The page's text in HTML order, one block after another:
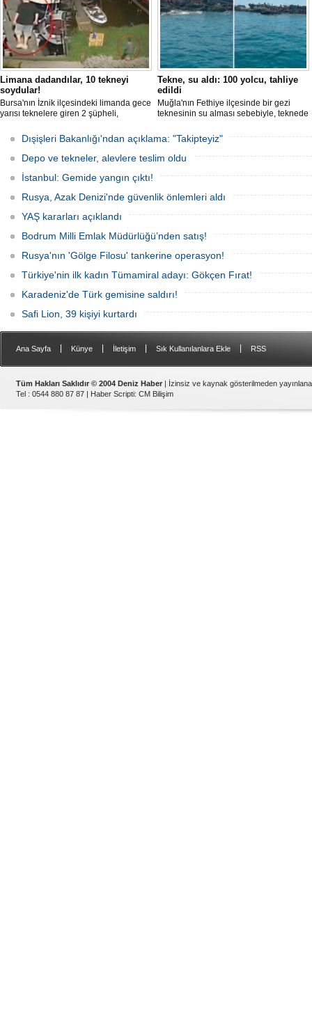
Limana dadandılar, 10 tekneyi
soydular!
Bursa'nın İznik ilçesindeki limanda gece
yarısı teknelere giren 2 şüpheli,
çaldı. Olay, güvenlik kameralarına
yansıdı, tekne sahiplerinin ihbarıyla
jandarma inceleme başlattı.
Tekne, su aldı: 100 yolcu, tahliye
edildi
Muğla'nın Fethiye ilçesinde bir gezi
teknesinin su alması sebebiyle, teknede
teknenin batmaması için bölgede
kurtarma çalışması başlatıldı.
Dışişleri Bakanlığı'ndan açıklama: "Takipteyiz"
Depo ve tekneler, alevlere teslim oldu
İstanbul: Gemide yangın çıktı!
Rusya, Azak Denizi'nde güvenlik önlemleri aldı
YAŞ kararları açıklandı
Bodrum Milli Emlak Müdürlüğü’nden satış!
Rusya'nın 'Gölge Filosu' tankerine operasyon!
Türkiye'nin ilk kadın Tümamiral adayı: Gökçen Fırat!
Karadeniz'de Türk gemisine saldırı!
Safi Lion, 39 kişiyi kurtardı
Ana Sayfa Künye İletişim Sık Kullanılanlara Ekle RSS
Tüm Hakları Saklıdır © 2004 Deniz Haber | İzinsiz ve kaynak gösterilmeden
Tel : 0544 880 87 87 | Haber Scripti: CM Bilişim